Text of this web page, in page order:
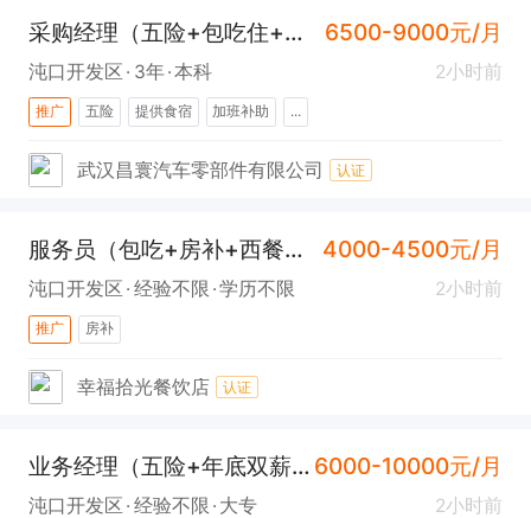
采购经理（五险+包吃住+沌口） 6500-9000元/月
沌口开发区 3年 本科 2小时前
推广 五险 提供食宿 加班补助 ...
武汉昌寰汽车零部件有限公司 认证
服务员（包吃+房补+西餐厅+经开万达） 4000-4500元/月
沌口开发区 经验不限 学历不限 2小时前
推广 房补
幸福拾光餐饮店 认证
业务经理（五险+年底双薪+海天） 6000-10000元/月
沌口开发区 经验不限 大专 2小时前